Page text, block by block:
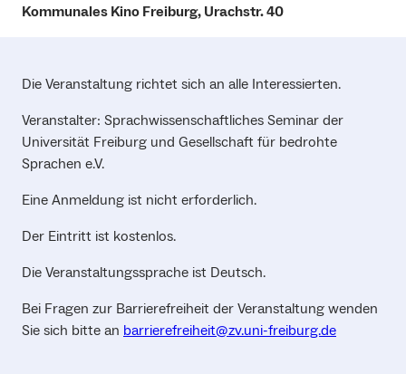
Kommunales Kino Freiburg, Urachstr. 40
Die Veranstaltung richtet sich an alle Interessierten.
Veranstalter: Sprachwissenschaftliches Seminar der
Universität Freiburg und Gesellschaft für bedrohte
Sprachen e.V.
Eine Anmeldung ist nicht erforderlich.
Der Eintritt ist kostenlos.
Die Veranstaltungssprache ist Deutsch.
Bei Fragen zur Barrierefreiheit der Veranstaltung wenden
Sie sich bitte an barrierefreiheit@zv.uni-freiburg.de